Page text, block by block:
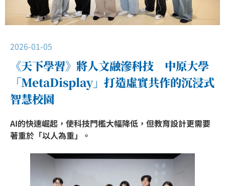
2026-01-05
《天下學習》將人文融滲科技 中原大學
「MetaDisplay」打造虛實共作的沉浸式
智慧校園
AI的快速崛起，使科技門檻大幅降低，但教育設計更需要
著重於「以人為重」。